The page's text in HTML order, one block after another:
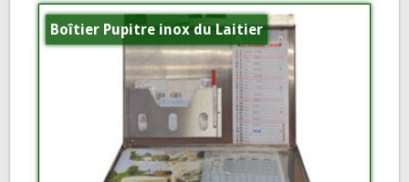
Boîtier Pupitre inox du Laitier